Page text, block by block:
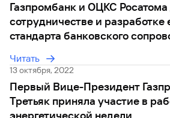
Газпромбанк и ОЦКС Росатома
сотрудничестве и разработке
стандарта банковского
Читать
13 октября, 2022
Первый Вице-Президент
Третьяк приняла участие в
энергетической недели